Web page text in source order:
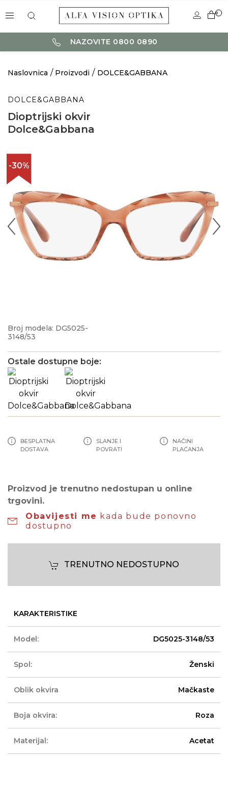
0
NAZOVITE 0800 0890
Naslovnica Proizvodi DOLCE&GABBANA
DOLCE&GABBANA
Dioptrijski okvir
Dolce&Gabbana
-30%
Broj modela: DG5025-
3148/53
Ostale dostupne boje:
BESPLATNA
DOSTAVA
SLANJE I
POVRATI
NAČINI
PLAĆANJA
Proizvod je trenutno nedostupan u online
trgovini.
Obavijesti me kada bude ponovno
dostupno
TRENUTNO NEDOSTUPNO
KARAKTERISTIKE
Model: DG5025-3148/53
Spol: Ženski
Oblik okvira Mačkaste
Boja okvira: Roza
Materijal: Acetat